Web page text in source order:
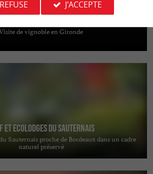
de vignoble en Gironde
et Ecolodges du Sauternais
Sauternais proche de Bordeaux dans un cadre
naturel préservé
J'ACCEPTE